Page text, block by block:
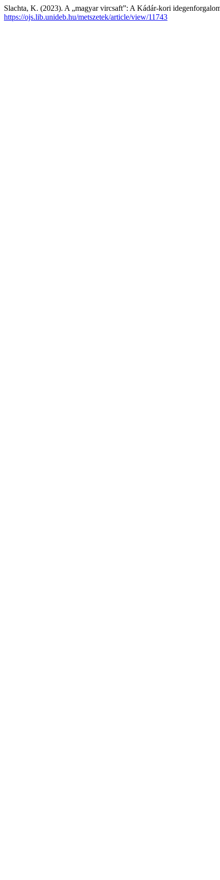
Slachta, K. (2023). A „magyar vircsaft”: A Kádár-kori
https://ojs.lib.unideb.hu/metszetek/article/view/11743